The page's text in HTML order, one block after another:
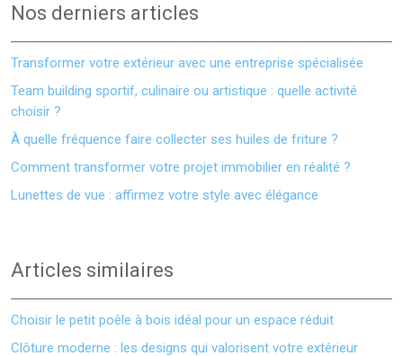
Nos derniers articles
Transformer votre extérieur avec une entreprise spécialisée
Team building sportif, culinaire ou artistique : quelle activité
choisir ?
À quelle fréquence faire collecter ses huiles de friture ?
Comment transformer votre projet immobilier en réalité ?
Lunettes de vue : affirmez votre style avec élégance
Articles similaires
Choisir le petit poêle à bois idéal pour un espace réduit
Clôture moderne : les designs qui valorisent votre extérieur